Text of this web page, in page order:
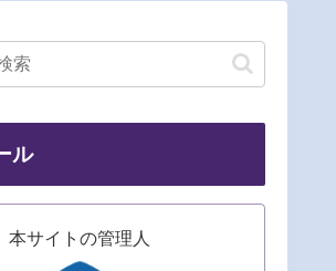
ル
本サイトの管理人